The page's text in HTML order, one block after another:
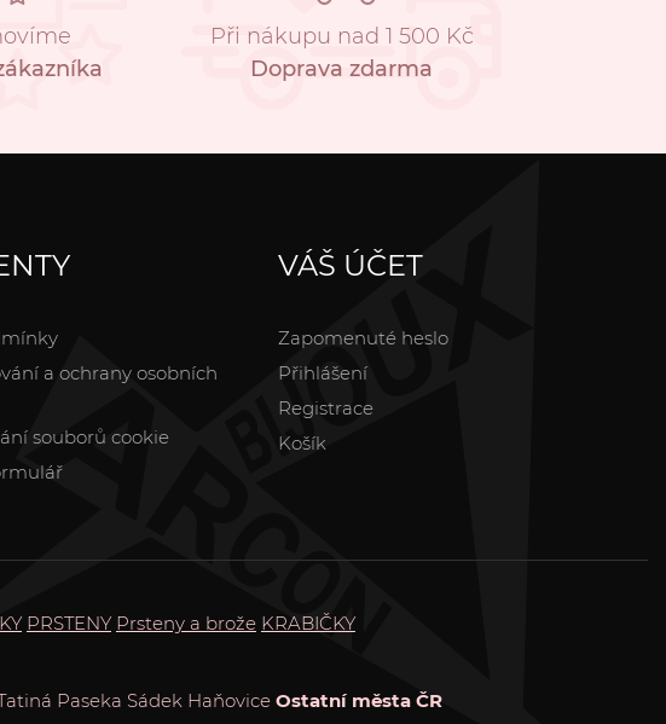
Při nákupu nad 1 500 Kč
Doprava zdarma
a ochrany osobních
souborů cookie
VÁŠ ÚČET
Zapomenuté heslo
Přihlášení
Registrace
Košík
PRSTENY Prsteny a brože KRABIČKY
Paseka Sádek Haňovice Ostatní města ČR